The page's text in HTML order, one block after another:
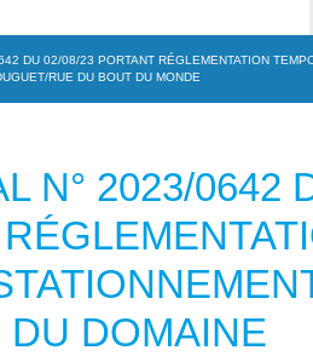
DU 02/08/23 PORTANT RÉGLEMENTATION
RUE DU BOUT DU MONDE
N° 2023/0642
DU DOMAINE